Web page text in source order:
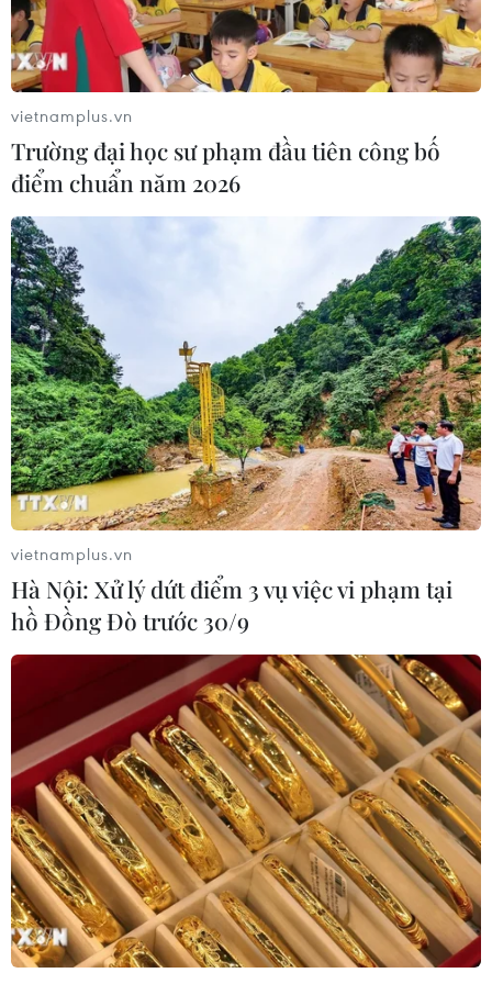
Cán bộ, chiến sỹ nhà giàn tin tưởng vào
thành công của Đại hội Đảng
21/01/2016 04:07
Những ngày này, cán bộ, chiến sỹ nhà giàn DK1 tại
thềm lục địa phía Nam Tổ quốc đang hướng về Đại hội
Đảng toàn quốc lần thứ XII với niềm tin Đại hội sẽ thành
công tốt đẹp.
Đại hội Đảng XII: Tiếp tục công cuộc đổi
mới toàn diện, đồng bộ
vietnamplus.vn
Trường đại học sư phạm đầu tiên công bố
điểm chuẩn năm 2026
vietnamplus.vn
Hà Nội: Xử lý dứt điểm 3 vụ việc vi phạm tại
hồ Đồng Đò trước 30/9